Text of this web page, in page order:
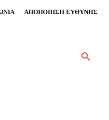
ΑΠΟΠΟΙΗΣΗ ΕΥΘΥΝΗΣ